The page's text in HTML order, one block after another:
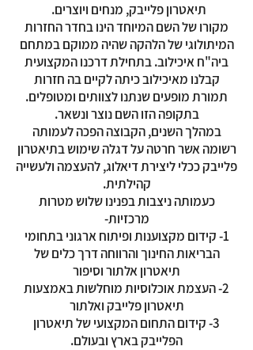
תיאטרון פלייבק, מנחים ויוצרים.
מקורו של השם המיוחד הינו בחדר החזרות
המיתולוגי של הלהקה שהיה ממוקם במתחם
ביה"ח איכילוב. בתחילת דרכנו המקצועית
קבלנו מאיכילוב כיתה לקיים בה חזרות
תמורת מופעים שנתנו לצוותים ומטופלים.
בתקופה הזו השם נוצר ונשאר.
במהלך השנים, הקבוצה הפכה לעמותה
רשומה אשר חרטה על דגלה שימוש בתיאטרון
פלייבק ככלי ליצירת דיאלוג, להעצמה ולעשייה
קהילתית.
כעמותה ניצבות בפנינו שלוש מטרות
מרכזיות-
1- קידום מקצוענות ופיתוח ארגוני בתחומי
הבריאות החינוך והרווחה דרך כלים של
תיאטרון אלתור וסיפור
2- העצמת אוכלוסיות מוחלשות באמצעות
תיאטרון פלייבק ואלתור
3- קידום התחום המקצועי של תיאטרון
הפלייבק בארץ ובעולם.